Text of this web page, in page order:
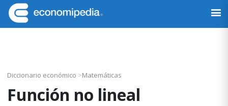
Saltar
a
la
Saltar
al
contenido
Saltar
a
la
Saltar
al
pie
Economipedia
Haciendo
Diccionario económico >Matemáticas
Función no lineal